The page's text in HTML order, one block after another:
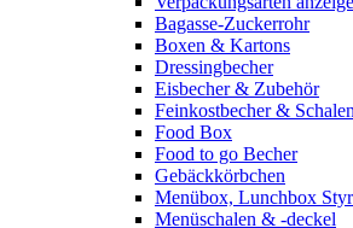
Bagasse-Zuckerrohr
Boxen & Kartons
Dressingbecher
Eisbecher & Zubehör
Feinkostbecher & Schalen
Food Box
Food to go Becher
Gebäckkörbchen
Menübox, Lunchbox
Menüschalen & -deckel